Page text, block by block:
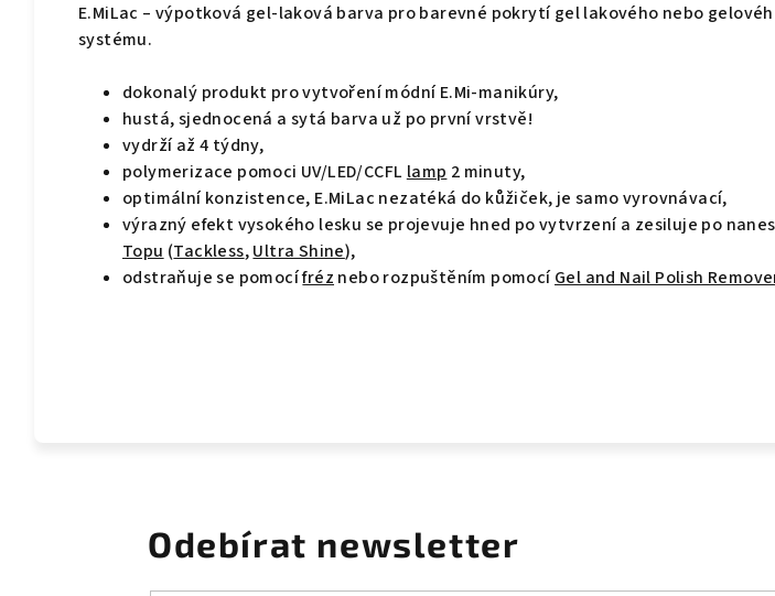
E.MiLac – výpotková gel-laková barva pro barevné pokrytí gel lakového nebo
systému.
dokonalý produkt pro vytvoření módní E.Mi-manikúry,
hustá, sjednocená a sytá barva už po první vrstvě!
vydrží až 4 týdny,
polymerizace pomoci UV/LED/CCFL lamp 2 minuty,
optimální konzistence, E.MiLac nezatéká do kůžiček, je samo vyrovnávací,
výrazný efekt vysokého lesku se projevuje hned po vytvrzení a zesiluje po
Topu (Tackless,Ultra Shine),
odstraňuje se pomocífréz nebo rozpuštěním pomocíGel and Nail Polish
Odebírat newsletter